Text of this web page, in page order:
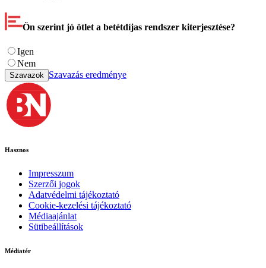
Ön szerint jó ötlet a betétdíjas rendszer kiterjesztése?
Igen
Nem
Szavazok Szavazás eredménye
Hasznos
Impresszum
Szerzői jogok
Adatvédelmi tájékoztató
Cookie-kezelési tájékoztató
Médiaajánlat
Sütibeállítások
Médiatér